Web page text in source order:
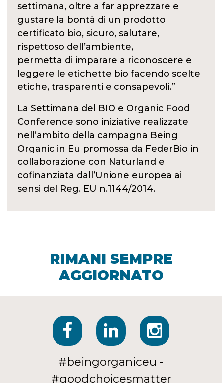
settimana, oltre a far apprezzare e
gustare la bontà di un prodotto
certificato bio, sicuro, salutare,
rispettoso dell’ambiente,
permetta di imparare a riconoscere e
leggere le etichette bio facendo scelte
etiche, trasparenti e consapevoli.”
La Settimana del BIO e Organic Food
Conference sono iniziative realizzate
nell’ambito della campagna Being
Organic in Eu promossa da FederBio in
collaborazione con Naturland e
cofinanziata dall’Unione europea ai
sensi del Reg. EU n.1144/2014.
RIMANI SEMPRE
AGGIORNATO
#beingorganiceu -
#goodchoicesmatter